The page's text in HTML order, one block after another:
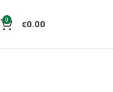
0 €0.00